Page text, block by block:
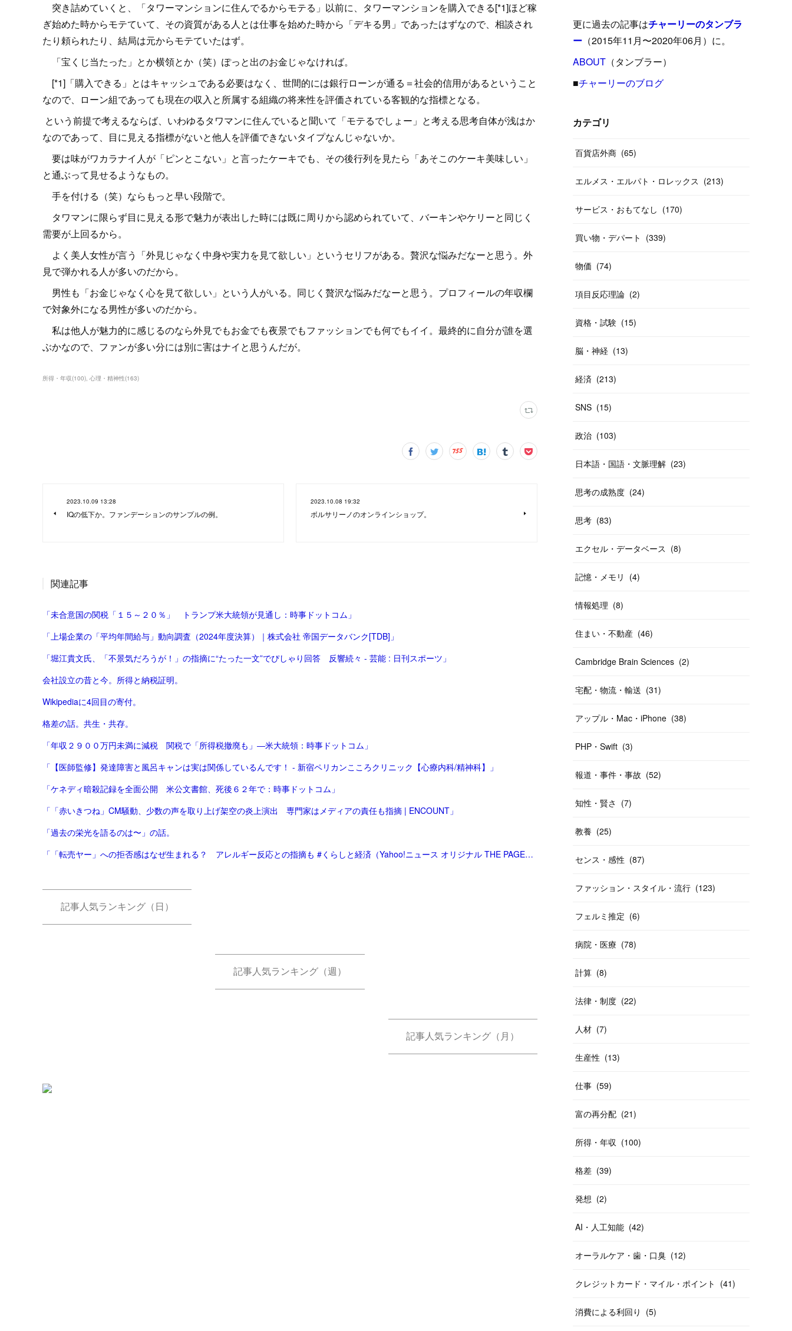
突き詰めていくと、「タワーマンションに住んでるからモテる」以前に、タワーマンションを購入できる[*1]ほど稼
ぎ始めた時からモテていて、その資質がある人とは仕事を始めた時から「デキる男」であったはずなので、相談され
たり頼られたり、結局は元からモテていたはず。
「宝くじ当たった」とか横領とか（笑）ぽっと出のお金じゃなければ。
[*1]「購入できる」とはキャッシュである必要はなく、世間的には銀行ローンが通る＝社会的信用があるということ
なので、ローン組であっても現在の収入と所属する組織の将来性を評価されている客観的な指標となる。
という前提で考えるならば、いわゆるタワマンに住んでいると聞いて「モテるでしょー」と考える思考自体が浅はか
なのであって、目に見える指標がないと他人を評価できないタイプなんじゃないか。
要は味がワカラナイ人が「ピンとこない」と言ったケーキでも、その後行列を見たら「あそこのケーキ美味しい」
と通ぶって見せるようなもの。
手を付ける（笑）ならもっと早い段階で。
タワマンに限らず目に見える形で魅力が表出した時には既に周りから認められていて、バーキンやケリーと同じく
需要が上回るから。
よく美人女性が言う「外見じゃなく中身や実力を見て欲しい」というセリフがある。贅沢な悩みだなーと思う。外
見で弾かれる人が多いのだから。
男性も「お金じゃなく心を見て欲しい」という人がいる。同じく贅沢な悩みだなーと思う。プロフィールの年収欄
で対象外になる男性が多いのだから。
私は他人が魅力的に感じるのなら外見でもお金でも夜景でもファッションでも何でもイイ。最終的に自分が誰を選
ぶかなので、ファンが多い分には別に害はナイと思うんだが。
所得・年収(100) 心理・精神性(163)
2023.10.09 13:28
IQの低下か。ファンデーションのサンプルの例。
2023.10.08 19:32
ボルサリーノのオンラインショップ。
関連記事
「未合意国の関税「１５～２０％」 トランプ米大統領が見通し：時事ドットコム」
「上場企業の「平均年間給与」動向調査（2024年度決算）｜株式会社 帝国データバンク[TDB]」
「堀江貴文氏、「不景気だろうが！」の指摘に“たった一文”でぴしゃり回答 反響続々 - 芸能 : 日刊スポーツ」
会社設立の昔と今。所得と納税証明。
Wikipediaに4回目の寄付。
格差の話。共生・共存。
「年収２９００万円未満に減税 関税で「所得税撤廃も」―米大統領：時事ドットコム」
「【医師監修】発達障害と風呂キャンは実は関係しているんです！ - 新宿ペリカンこころクリニック【心療内科/精神科】」
「ケネディ暗殺記録を全面公開 米公文書館、死後６２年で：時事ドットコム」
「「赤いきつね」CM騒動、少数の声を取り上げ架空の炎上演出 専門家はメディアの責任も指摘 | ENCOUNT」
「過去の栄光を語るのは〜」の話。
「「転売ヤー」への拒否感はなぜ生まれる？ アレルギー反応との指摘も #くらしと経済（Yahoo!ニュース オリジナル THE PAGE）」
記事人気ランキング（日）
記事人気ランキング（週）
記事人気ランキング（月）
15
(24)
(8 )
17
16
(12)
(19 )
(13
( 12
33 )
(26)
(27 )
(29
(26
(31)
(31)
(31 )
(26
(14
(20
(39)
(23)
(40 )
(55
(20
(10
(40
(24)
(42)
(24 )
(33
(20
更に過去の記事はチャーリーのタンブラ
ー （2015年11月〜2020年06月）に。
ABOUT （タンブラー）
■チャーリーのブログ
カテゴリ
百貨店外商 (65)
エルメス・エルパト・ロレックス (213)
サービス・おもてなし (170)
買い物・デパート (339)
物価 (74)
項目反応理論 (2)
資格・試験 (15)
脳・神経 (13)
経済 (213)
SNS (15)
政治 (103)
日本語・国語・文脈理解 (23)
思考の成熟度 (24)
思考 (83)
エクセル・データベース (8)
記憶・メモリ (4)
情報処理 (8)
住まい・不動産 (46)
Cambridge Brain Sciences (2)
宅配・物流・輸送 (31)
アップル・Mac・iPhone (38)
PHP・Swift (3)
報道・事件・事故 (52)
知性・賢さ (7)
教養 (25)
センス・感性 (87)
ファッション・スタイル・流行 (123)
フェルミ推定 (6)
病院・医療 (78)
計算 (8)
法律・制度 (22)
人材 (7)
生産性 (13)
仕事 (59)
富の再分配 (21)
所得・年収 (100)
格差 (39)
発想 (2)
AI・人工知能 (42)
オーラルケア・歯・口臭 (12)
クレジットカード・マイル・ポイント (41)
消費による利回り (5)